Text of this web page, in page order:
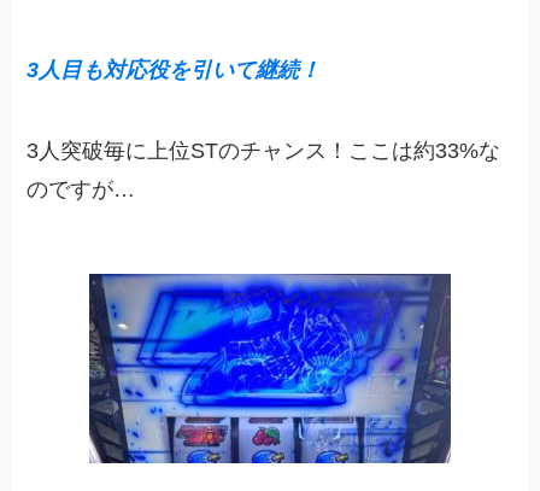
3人目も対応役を引いて継続！
3人突破毎に上位STのチャンス！ここは約33%な
のですが…